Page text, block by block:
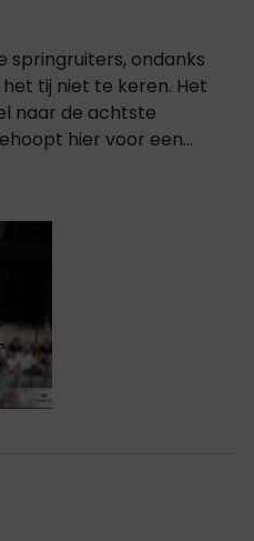
springruiters, ondanks
tij niet te keren. Het
naar de achtste
hier voor een...